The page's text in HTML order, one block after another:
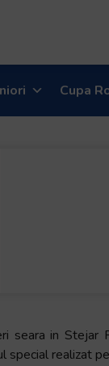
Cupa
seara in Stejar
special realizat